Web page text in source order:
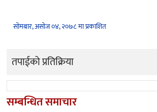
सोमबार, असोज ०४, २०७८ मा प्रकाशित
तपाईको प्रतिक्रिया
सम्बन्धित समाचार